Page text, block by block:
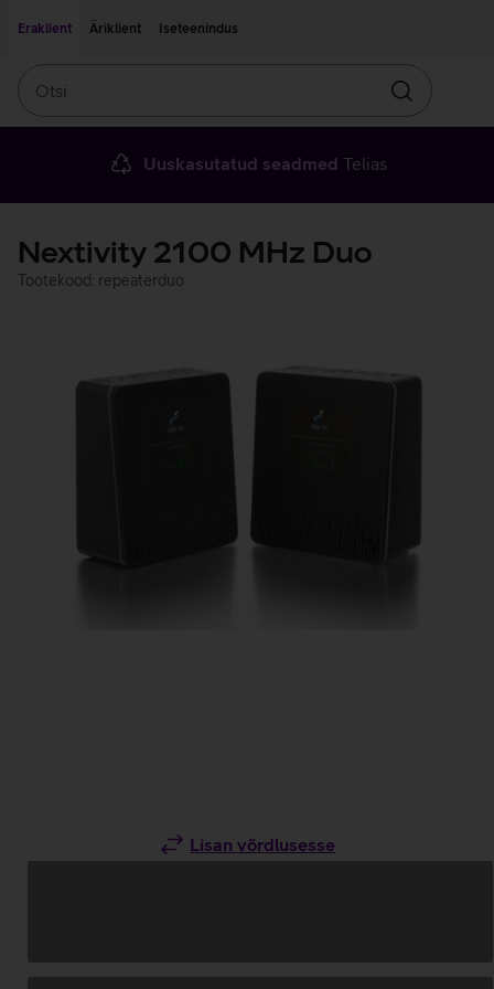
Eraklient
Äriklient Iseteenindus
Otsin
Uuskasutatud seadmed Telias
Nextivity 2100 MHz Duo
Tootekood: repeaterduo
Lisan võrdlusesse